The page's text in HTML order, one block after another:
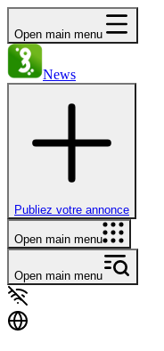
Open main menu
News
Publiez votre annonce
Open main menu
Open main menu